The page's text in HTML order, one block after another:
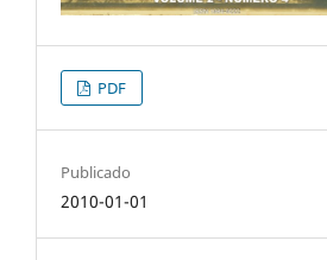
PDF
Publicado
2010-01-01